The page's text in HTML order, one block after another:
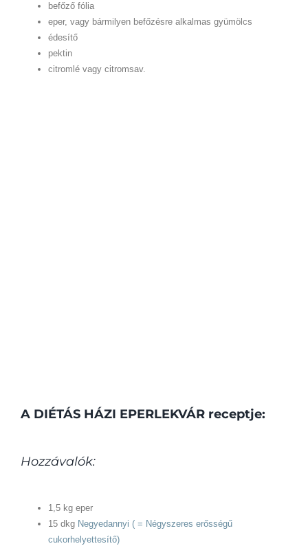
befőző fólia
eper, vagy bármilyen befőzésre alkalmas gyümölcs
édesítő
pektin
citromlé vagy citromsav.
A DIÉTÁS HÁZI EPERLEKVÁR receptje:
Hozzávalók:
1,5 kg eper
15 dkg Negyedannyi ( = Négyszeres erősségű
cukorhelyettesítő)